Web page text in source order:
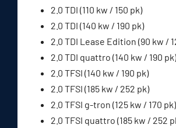
2.0 TDI (110 kw / 150 pk)
2.0 TDI (140 kw / 190 pk)
2.0 TDI Lease Edition (90 kw /
2.0 TDI quattro (140 kw / 190 pk)
2.0 TFSI (140 kw / 190 pk)
2.0 TFSI (185 kw / 252 pk)
2.0 TFSI g-tron (125 kw / 170 pk)
2.0 TFSI quattro (185 kw / 252